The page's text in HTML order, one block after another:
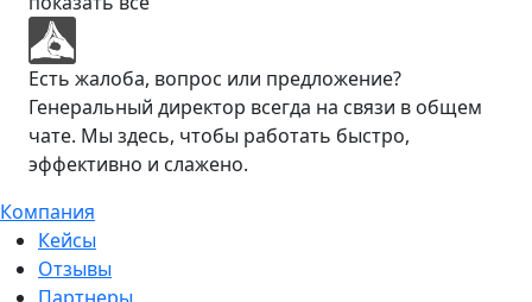
Есть жалоба, вопрос или предложение?
Генеральный директор всегда на связи в общем
чате. Мы здесь, чтобы работать быстро,
эффективно и слажено.
Компания
Кейсы
Отзывы